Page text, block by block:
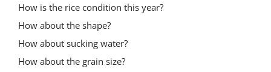
How is the rice condition this year?
How about the shape?
How about sucking water?
How about the grain size?